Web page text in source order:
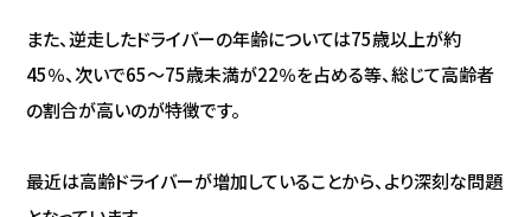
また、逆走したドライバーの年齢については75歳以上が約
45％、次いで65～75歳未満が22％を占める等、総じて高齢者
の割合が高いのが特徴です。
最近は高齢ドライバーが増加していることから、より深刻な問題